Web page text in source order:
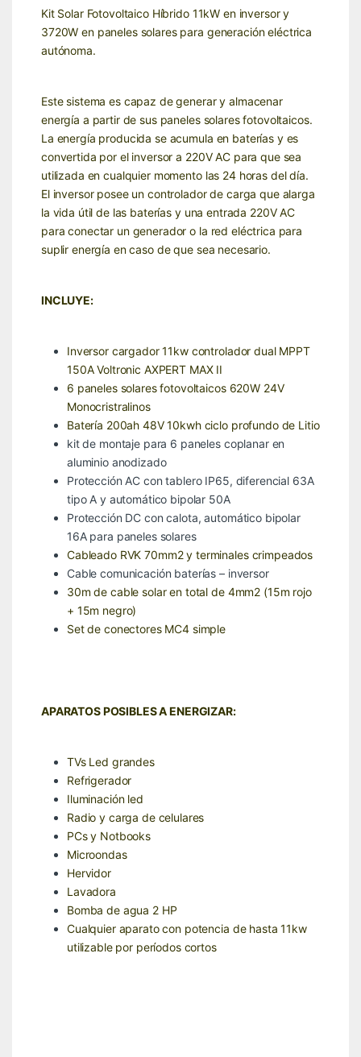
Kit Solar Fotovoltaico Híbrido 11kW en inversor y
3720W en paneles solares para generación eléctrica
autónoma.
Este sistema es capaz de generar y almacenar
energía a partir de sus paneles solares fotovoltaicos.
La energía producida se acumula en baterías y es
convertida por el inversor a 220V AC para que sea
utilizada en cualquier momento las 24 horas del día.
El inversor posee un controlador de carga que alarga
la vida útil de las baterías y una entrada 220V AC
para conectar un generador o la red eléctrica para
suplir energía en caso de que sea necesario.
INCLUYE:
Inversor cargador 11kw controlador dual MPPT
150A Voltronic AXPERT MAX II
6 paneles solares fotovoltaicos 620W 24V
Monocristralinos
Batería 200ah 48V 10kwh ciclo profundo de Litio
kit de montaje para 6 paneles coplanar en
aluminio anodizado
Protección AC con tablero IP65, diferencial 63A
tipo A y automático bipolar 50A
Protección DC con calota, automático bipolar
16A para paneles solares
Cableado RVK 70mm2 y terminales crimpeados
Cable comunicación baterías – inversor
30m de cable solar en total de 4mm2 (15m rojo
+ 15m negro)
Set de conectores MC4 simple
APARATOS POSIBLES A ENERGIZAR:
TVs Led grandes
Refrigerador
Iluminación led
Radio y carga de celulares
PCs y Notbooks
Microondas
Hervidor
Lavadora
Bomba de agua 2 HP
Cualquier aparato con potencia de hasta 11kw
utilizable por períodos cortos